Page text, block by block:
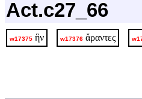
Act.c27_66
w17375 ἣν w17376 ἄραντες